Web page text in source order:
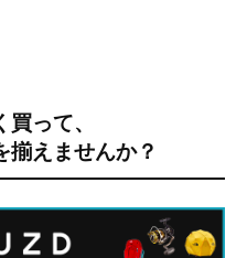
って、
揃えませんか？